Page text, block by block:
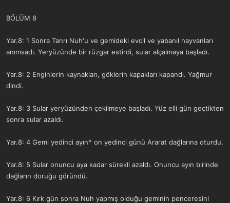
BÖLÜM 8
Yar.8: 1 Sonra Tanrı Nuh'u ve gemideki evcil ve yabanıl hayvanları
anımsadı. Yeryüzünde bir rüzgar estirdi, sular alçalmaya başladı.
Yar.8: 2 Enginlerin kaynakları, göklerin kapakları kapandı. Yağmur
dindi.
Yar.8: 3 Sular yeryüzünden çekilmeye başladı. Yüz elli gün geçtikten
sonra sular azaldı.
Yar.8: 4 Gemi yedinci ayın* on yedinci günü Ararat dağlarına oturdu.
Yar.8: 5 Sular onuncu aya kadar sürekli azaldı. Onuncu ayın birinde
dağların doruğu göründü.
Yar.8: 6 Kırk gün sonra Nuh yapmış olduğu geminin penceresini